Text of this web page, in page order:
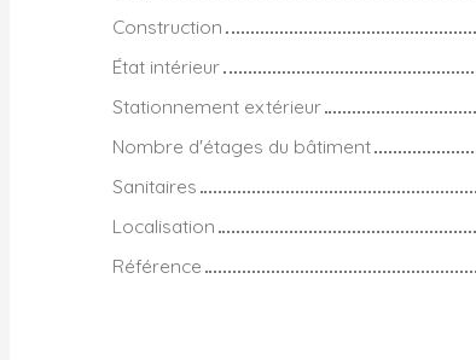
Construction
État intérieur
Stationnement extérieur
Nombre d'étages du bâtiment
Sanitaires
Localisation
Référence